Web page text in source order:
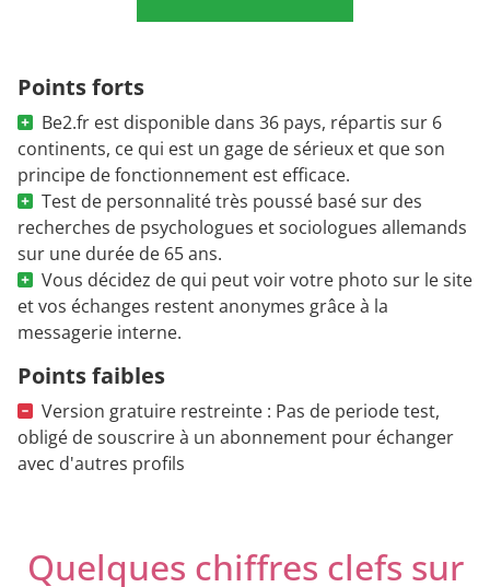
Points forts
Be2.fr est disponible dans 36 pays, répartis sur 6
continents, ce qui est un gage de sérieux et que son
principe de fonctionnement est efficace.
Test de personnalité très poussé basé sur des
recherches de psychologues et sociologues allemands
sur une durée de 65 ans.
Vous décidez de qui peut voir votre photo sur le site
et vos échanges restent anonymes grâce à la
messagerie interne.
Points faibles
Version gratuire restreinte : Pas de periode test,
obligé de souscrire à un abonnement pour échanger
avec d'autres profils
Quelques chiffres clefs sur